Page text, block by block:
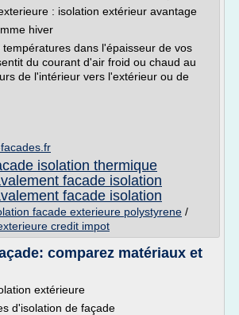
: isolation extérieur avantage
hiver
dans l'épaisseur de vos
du courant d'air froid ou chaud au
de l'intérieur vers l'extérieur ou de
isolation thermique
facade isolation
facade isolation
facade exterieure polystyrene /
credit impot
comparez matériaux et
extérieure
d'isolation de façade